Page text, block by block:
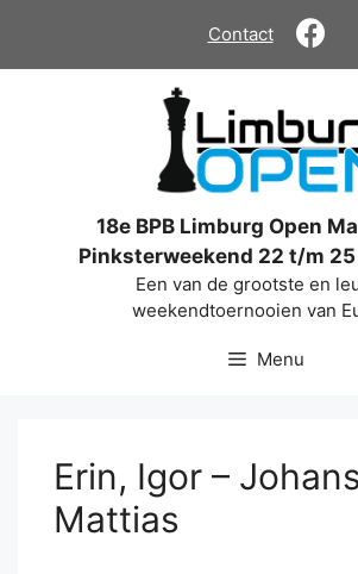
de
Contact
18e BPB Limburg Open
Pinksterweekend 22 t/m
Een van de grootste en
weekendtoernooien van
Menu
Erin, Igor –
Mattias